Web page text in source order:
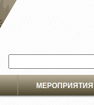
МЕРОПРИЯТИЯ